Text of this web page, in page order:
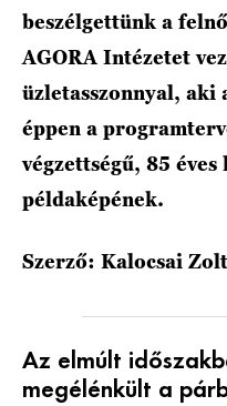
beszélgettünk a
AGORA Intézetet
üzletasszonnyal,
éppen a
végzettségű, 85
példaképének.
Szerző: Kalocsai
Az elmúlt
megélénkült a